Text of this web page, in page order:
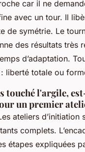
car il ne
avec un tour. Il
de symétrie. Le
des résultats très
d’adaptation.
liberté totale ou
touché l'argile,
un premier
ateliers d’initiation
complets.
étapes expliquées